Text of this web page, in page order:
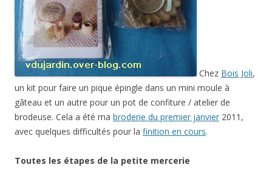
Chez Bois Joli,
un kit pour faire un pique épingle dans un mini moule à
gâteau et un autre pour un pot de confiture / atelier de
brodeuse. Cela a été ma broderie du premier janvier 2011,
avec quelques difficultés pour la finition en cours.
Toutes les étapes de la petite mercerie